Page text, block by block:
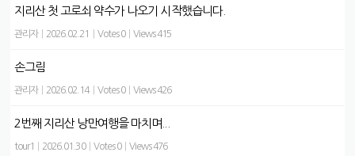
지리산 첫 고로쇠 약수가 나오기 시작했습니다.
관리자 2026.02.21 Votes 0 Views 415
손그림
관리자 2026.02.14 Votes 0 Views 426
2번째 지리산 낭만여행을 마치며...
tour1 2026.01.30 Votes 0 Views 476